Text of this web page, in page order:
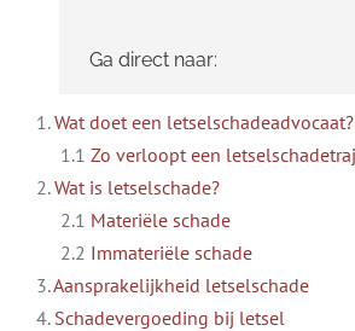
Ga direct naar:
1.Wat doet een letselschadeadvocaat?
1.1 Zo verloopt een
2.Wat is letselschade?
2.1 Materiële schade
2.2 Immateriële schade
3.Aansprakelijkheid letselschade
4. Schadevergoeding bij letsel